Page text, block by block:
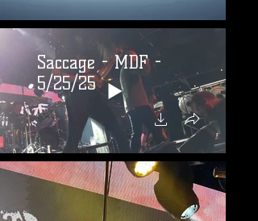
Saccage - MDF -
5/25/25